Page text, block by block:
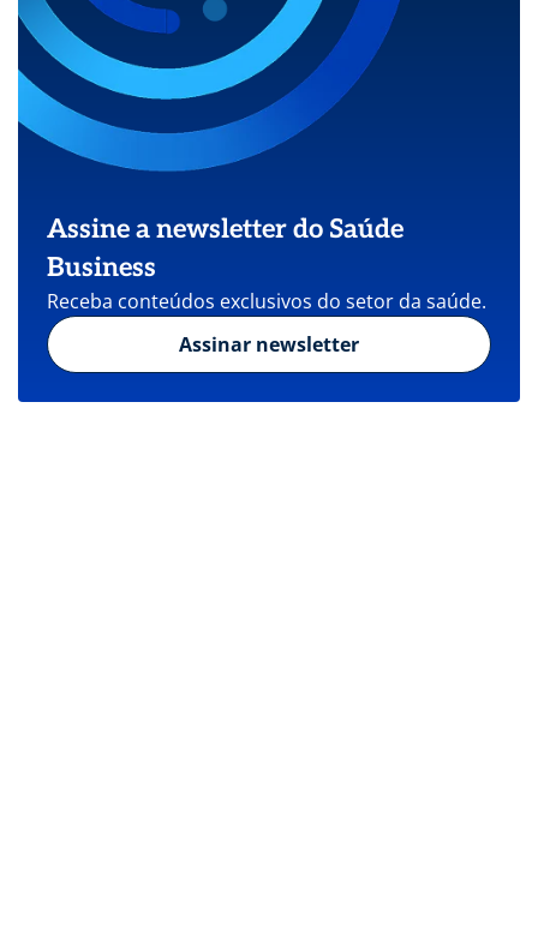
Assine a newsletter do Saúde
Business
Receba conteúdos exclusivos do setor da saúde.
Assinar newsletter